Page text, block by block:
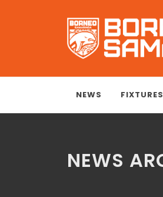
NEWS FIXTURES
NEWS